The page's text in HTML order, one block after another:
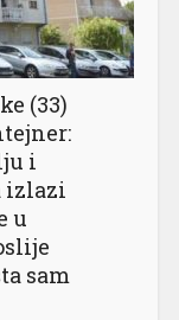
(33)
i
izlazi
u
sam